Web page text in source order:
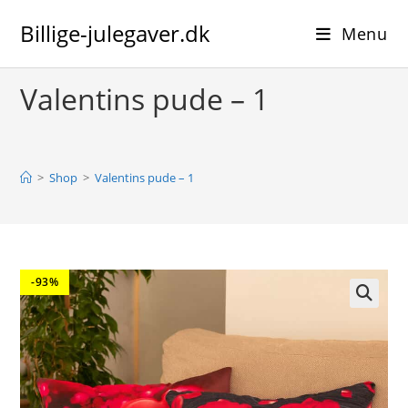
Billige-julegaver.dk Menu
Valentins pude – 1
> Shop > Valentins pude – 1
-93%